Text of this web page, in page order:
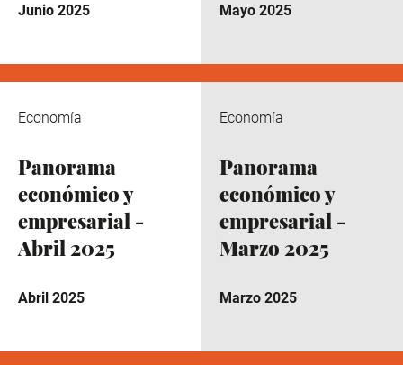
Junio 2025 Mayo 2025
Economía
Panorama
económico y
empresarial -
Abril 2025
Abril 2025
Economía
Panorama
económico y
empresarial -
Marzo 2025
Marzo 2025